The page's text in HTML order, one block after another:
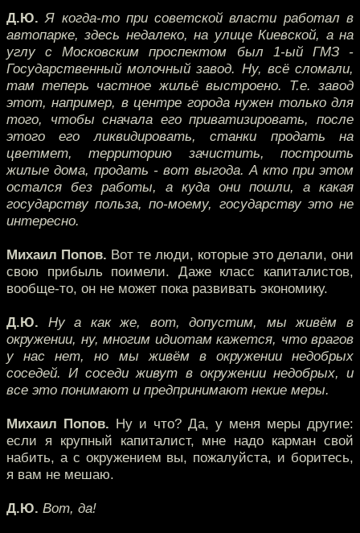
Д.Ю. Я когда-то при советской власти работал в
автопарке, здесь недалеко, на улице Киевской, а на
углу с Московским проспектом был 1-ый ГМЗ -
Государственный молочный завод. Ну, всё сломали,
там теперь частное жильё выстроено. Т.е. завод
этот, например, в центре города нужен только для
того, чтобы сначала его приватизировать, после
этого его ликвидировать, станки продать на
цветмет, территорию зачистить, построить
жилые дома, продать - вот выгода. А кто при этом
остался без работы, а куда они пошли, а какая
государству польза, по-моему, государству это не
интересно.
Михаил Попов. Вот те люди, которые это делали, они
свою прибыль поимели. Даже класс капиталистов,
вообще-то, он не может пока развивать экономику.
Д.Ю. Ну а как же, вот, допустим, мы живём в
окружении, ну, многим идиотам кажется, что врагов
у нас нет, но мы живём в окружении недобрых
соседей. И соседи живут в окружении недобрых, и
все это понимают и предпринимают некие меры.
Михаил Попов. Ну и что? Да, у меня меры другие:
если я крупный капиталист, мне надо карман свой
набить, а с окружением вы, пожалуйста, и боритесь,
я вам не мешаю.
Д.Ю. Вот, да!